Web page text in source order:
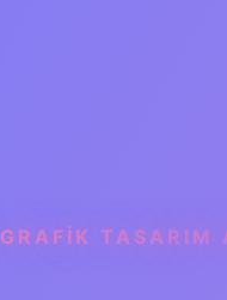
GRAFIK TASARIM